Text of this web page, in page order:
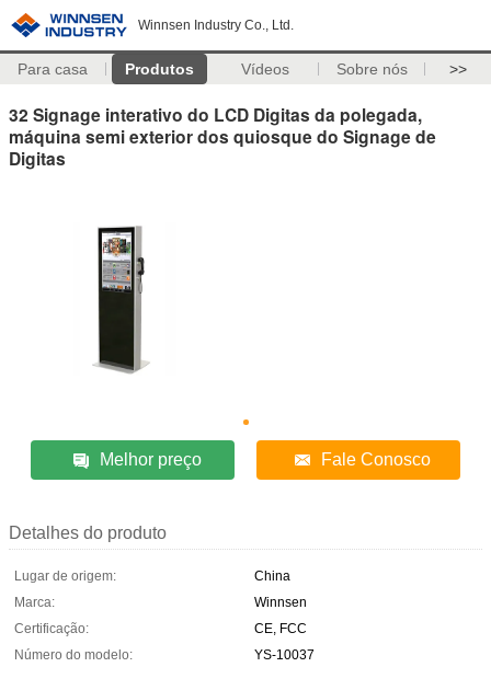
Winnsen Industry Co., Ltd.
Para casa Produtos Vídeos Sobre nós >>
32 Signage interativo do LCD Digitas da polegada,
máquina semi exterior dos quiosque do Signage de
Digitas
Melhor preço Fale Conosco
Detalhes do produto
Lugar de origem:
China
Marca:
Winnsen
Certificação:
CE, FCC
Número do modelo:
YS-10037